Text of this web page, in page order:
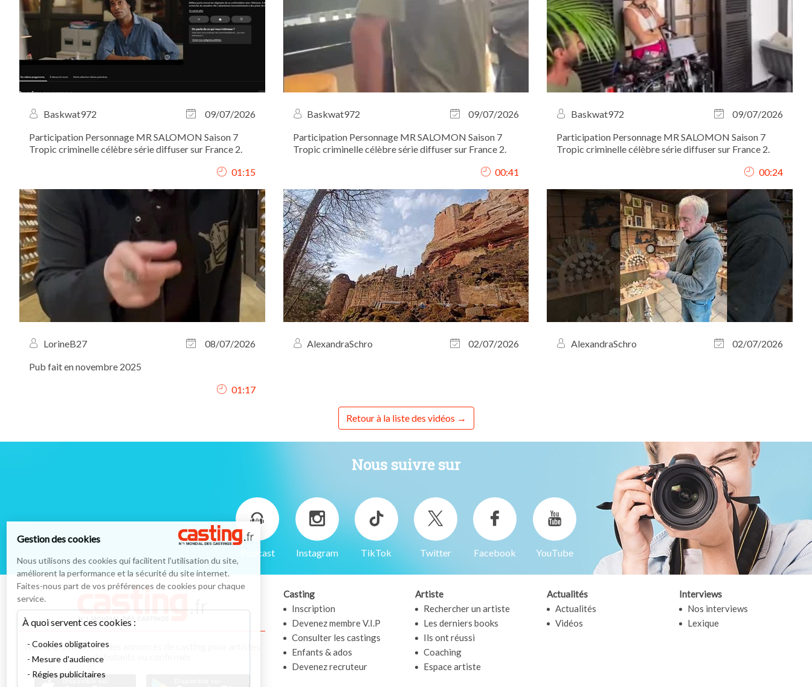
Baskwat972
09/07/2026
Participation Personnage MR SALOMON Saison 7
Tropic criminelle célèbre série diffuser sur France 2.
01:15
Baskwat972
09/07/2026
Participation Personnage MR SALOMON Saison 7
Tropic criminelle célèbre série diffuser sur France 2.
00:41
Baskwat972
09/07/2026
Participation Personnage MR SALOMON Saison 7
Tropic criminelle célèbre série diffuser sur France 2.
00:24
LorineB27
08/07/2026
Pub fait en novembre 2025
01:17
AlexandraSchro 02/07/2026 AlexandraSchro 02/07/2026
Retour à la liste des vidéos
Nous suivre sur
Podcast Instagram TikTok Twitter Facebook YouTube
Numéro un mondial des annonces de casting pour artistes
débutants ou confirmés
Casting
Inscription
Devenez membre V.I.P
Consulter les castings
Enfants & ados
Devenez recruteur
Artiste
Rechercher un artiste
Les derniers books
Ils ont réussi
Coaching
Espace artiste
Actualités
Actualités
Vidéos
Interviews
Nos interviews
Lexique
Gestion des cookies
Nous utilisons des cookies qui facilitent l'utilisation du site,
améliorent la performance et la sécurité du site internet.
Faites-nous part de vos préférences de cookies pour chaque
service.
À quoi servent ces cookies :
Cookies obligatoires
Mesure d'audience
Régies publicitaires